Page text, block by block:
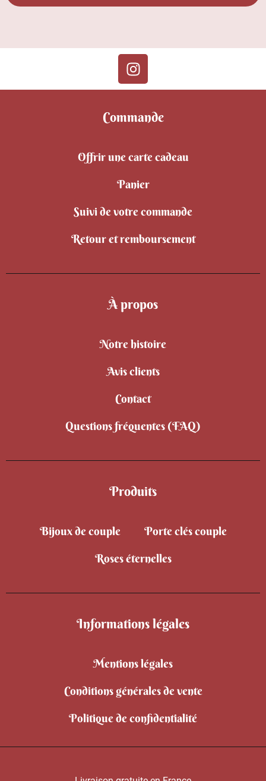
Commande
Offrir une carte cadeau
Panier
Suivi de votre commande
Retour et remboursement
À propos
Notre histoire
Avis clients
Contact
Questions fréquentes (FAQ)
Produits
Bijoux de couple
Porte clés couple
Roses éternelles
Informations légales
Mentions légales
Conditions générales de vente
Politique de confidentialité